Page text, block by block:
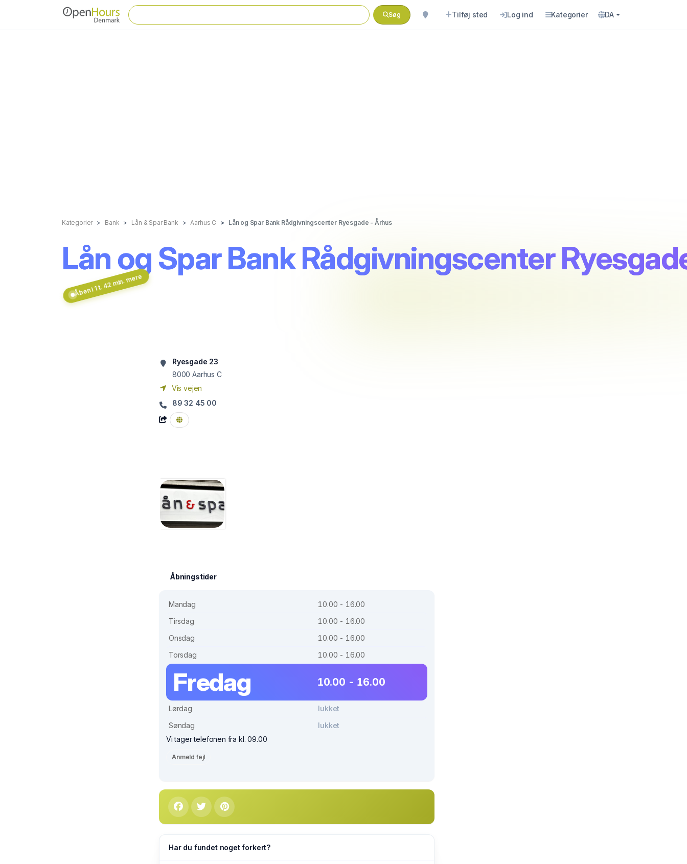
Søg Tilføj sted Log ind Kategorier DA
Kategorier Bank Lån & Spar Bank Aarhus C Lån og Spar Bank Rådgivningscenter Ryesgade - Århus
Lån og Spar Bank Rådgivningscenter
Åben i 1 t. 42 min. mere
Ryesgade 23
8000 Aarhus C
Vis vejen
89 32 45 00
Åbningstider
Mandag
10.00 - 16.00
Tirsdag
10.00 - 16.00
Onsdag
10.00 - 16.00
Torsdag
10.00 - 16.00
Fredag 10.00 - 16.00
Lørdag
lukket
Søndag
lukket
Vi tager telefonen fra kl. 09.00
Anmeld fejl
Har du fundet noget forkert?